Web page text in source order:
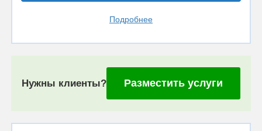
Подробнее
Нужны клиенты? Разместить услуги